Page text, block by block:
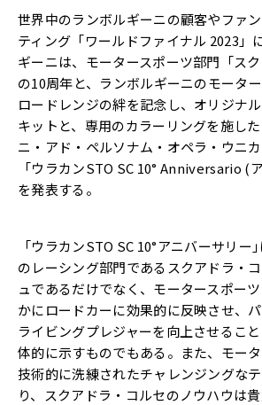
世界中のランボルギーニの顧客やファ
ティング「ワールドファイナル 2023」
ギーニは、モータースポーツ部門「スク
の10周年と、ランボルギーニのモータ
ロードレンジの絆を記念し、オリジナ
キットと、専用のカラーリングを施し
ニ・アド・ペルソナム・オペラ・ウニ
「ウラカンSTO SC 10° Anniversario (
を発表する。
「ウラカンSTO SC 10°アニバーサリー
のレーシング部門であるスクアドラ・
ュであるだけでなく、モータースポー
かにロードカーに効果的に反映させ、
ライビングプレジャーを向上させるこ
体的に示すものでもある。また、モー
技術的に洗練されたチャレンジングな
り、スクアドラ・コルセのノウハウは貴